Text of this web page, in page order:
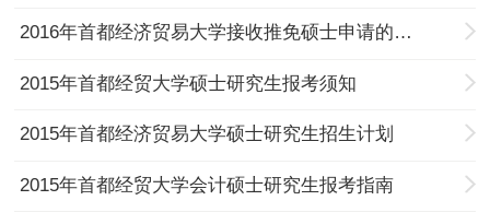
2016年首都经济贸易大学接收推免硕士申请的通知
2015年首都经贸大学硕士研究生报考须知
2015年首都经济贸易大学硕士研究生招生计划
2015年首都经贸大学会计硕士研究生报考指南